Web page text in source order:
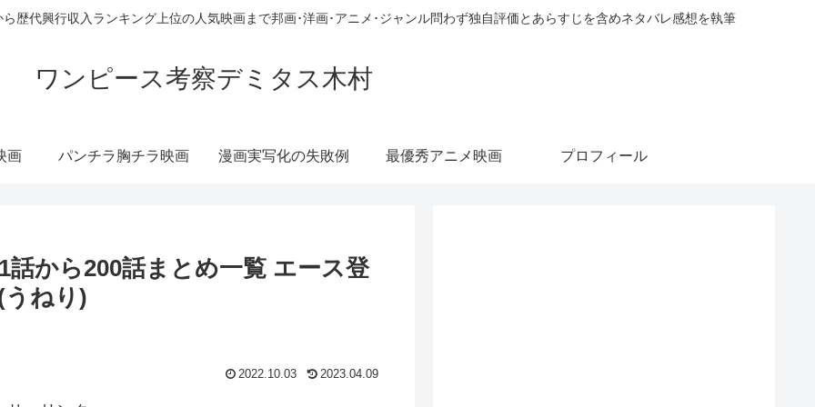
歴代興行収入ランキング上位の人気映画まで邦画･洋画･アニメ･ジャンル問わず独自評価とあらすじを含めネタバレ感想を執筆
ワンピース考察デミタス木村
画 パンチラ胸チラ映画 漫画実写化の失敗例 最優秀アニメ映画 プロフィール
から200話まとめ一覧 エース登
ねり)
2022.10.03 2023.04.09